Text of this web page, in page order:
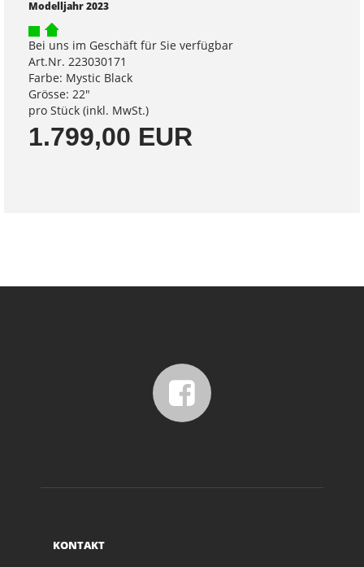
Modelljahr 2023
Bei uns im Geschäft für Sie verfügbar
Art.Nr. 223030171
Farbe: Mystic Black
Grösse: 22"
pro Stück (inkl. MwSt.)
1.799,00 EUR
KONTAKT